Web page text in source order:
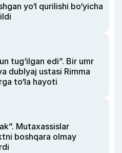
yo‘l qurilishi bo‘yicha
tug‘ilgan edi”. Bir umr
dublyaj ustasi Rimma
to‘la hayoti
Mutaxassislar
boshqara olmay